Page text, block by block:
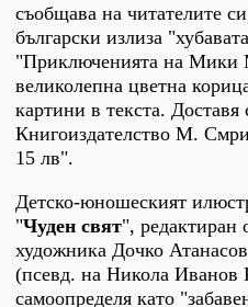
съобщава на читателите
български излиза
"Приключенията на Мики
великолепна цветна
картини в текста. Доставя
Книгоиздателство М.
15 лв".
Детско-юношеският
"Чуден свят", редактиран
художника Дочко
(псевд. на Никола Иванов
самоопределя като